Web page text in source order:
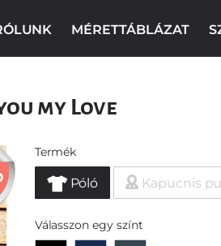
MÉRETTÁBLÁZAT
my Love
Termék
Póló Kapucnis
Válasszon egy színt